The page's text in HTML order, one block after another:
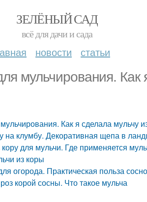
ЗЕЛЁНЫЙ САД
всё для дачи и сада
новости статьи
мульчирования. Как
Как я сделала мульчу
на клумбу. Декоративная щепа в
для мульчи. Где применяется
из коры
огорода. Практическая польза
корой сосны. Что такое мульча